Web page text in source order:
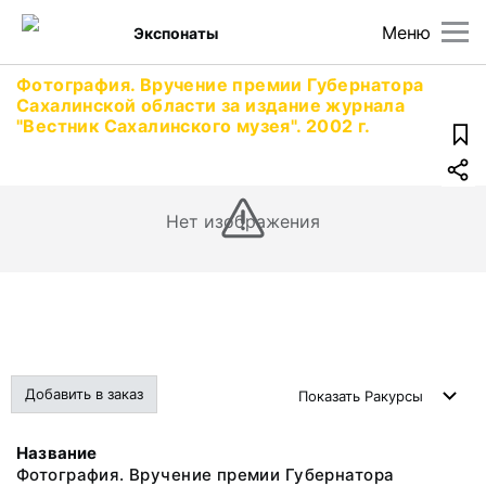
Меню
Экспонаты
Фотография. Вручение премии Губернатора
Сахалинской области за издание журнала
"Вестник Сахалинского музея". 2002 г.
Нет изображения
Добавить в заказ Показать Ракурсы
Название
Фотография. Вручение премии Губернатора